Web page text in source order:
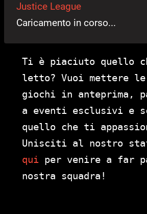
Justice League
Caricamento in corso...
Ti è piaciuto quello
letto? Vuoi mettere le
giochi in anteprima,
a eventi esclusivi e
quello che ti
Unisciti al nostro
qui per venire a far
nostra squadra!